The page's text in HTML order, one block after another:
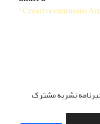
نشریه مشترک